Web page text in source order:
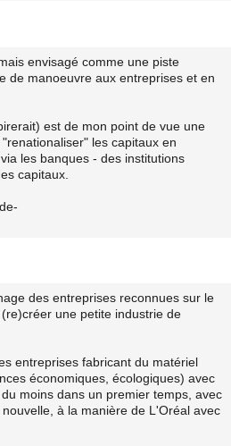
envisagé comme une piste
de manoeuvre aux entreprises et en
est de mon point de vue une
les capitaux en
les banques - des institutions
capitaux.
des entreprises reconnues sur le
une petite industrie de
entreprises fabricant du matériel
économiques, écologiques) avec
moins dans un premier temps, avec
à la manière de L'Oréal avec